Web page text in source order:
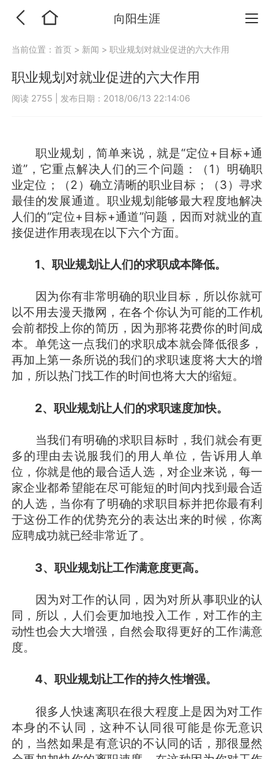
向阳生涯
当前位置：首页 > 新闻 >职业规划对就业促进的六大作用
职业规划对就业促进的六大作用
阅读 2755 发布日期：2018/06/13 22:14:06
职业规划，简单来说，就是“定位+目标+通
道”，它重点解决人们的三个问题：（1）明确职
业定位；（2）确立清晰的职业目标；（3）寻求
最佳的发展通道。职业规划能够最大程度地解决
人们的“定位+目标+通道”问题，因而对就业的直
接促进作用表现在以下六个方面。
1、职业规划让人们的求职成本降低。
因为你有非常明确的职业目标，所以你就可
以不用去漫天撒网，在各个你认为可能的工作机
会前都投上你的简历，因为那将花费你的时间成
本。单凭这一点我们的求职成本就会降低很多，
再加上第一条所说的我们的求职速度将大大的增
加，所以热门找工作的时间也将大大的缩短。
2、职业规划让人们的求职速度加快。
当我们有明确的求职目标时，我们就会有更
多的理由去说服我们的用人单位，告诉用人单
位，你就是他的最合适人选，对企业来说，每一
家企业都希望能在尽可能短的时间内找到最合适
的人选，当你有了明确的求职目标并把你最有利
于这份工作的优势充分的表达出来的时候，你离
应聘成功就已经非常近了。
3、职业规划让工作满意度更高。
因为对工作的认同，因为对所从事职业的认
同，所以，人们会更加地投入工作，对工作的主
动性也会大大增强，自然会取得更好的工作满意
度。
4、职业规划让工作的持久性增强。
很多人快速离职在很大程度上是因为对工作
本身的不认同，这种不认同很可能是你无意识
的，当然如果是有意识的不认同的话，那很显然